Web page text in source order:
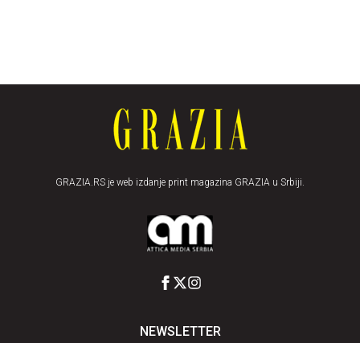
GRAZIA.RS je web izdanje print magazina GRAZIA u Srbiji.
NEWSLETTER